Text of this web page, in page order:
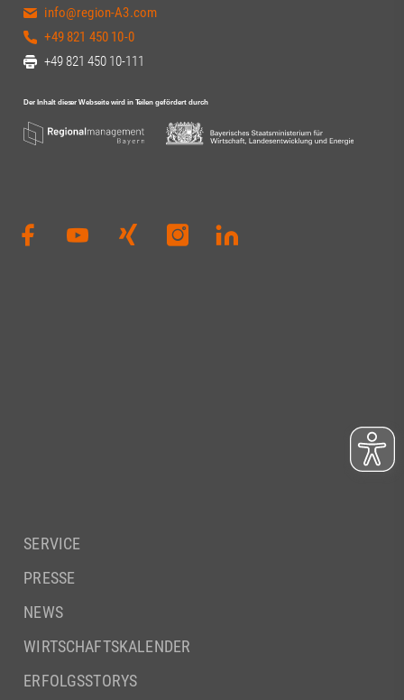
info@region-A3.com
+49 821 450 10-0
+49 821 450 10-111
SERVICE
PRESSE
NEWS
WIRTSCHAFTSKALENDER
ERFOLGSSTORYS